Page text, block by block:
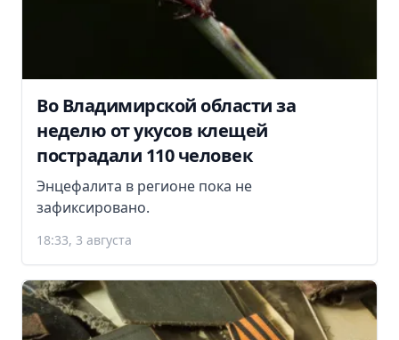
Во Владимирской области за
неделю от укусов клещей
пострадали 110 человек
Энцефалита в регионе пока не
зафиксировано.
18:33, 3 августа